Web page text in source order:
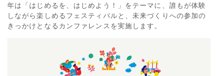
年は「はじめるを、はじめよう！」をテーマに、誰もが体験
しながら楽しめるフェスティバルと、未来づくりへの参加の
きっかけとなるカンファレンスを実施します。